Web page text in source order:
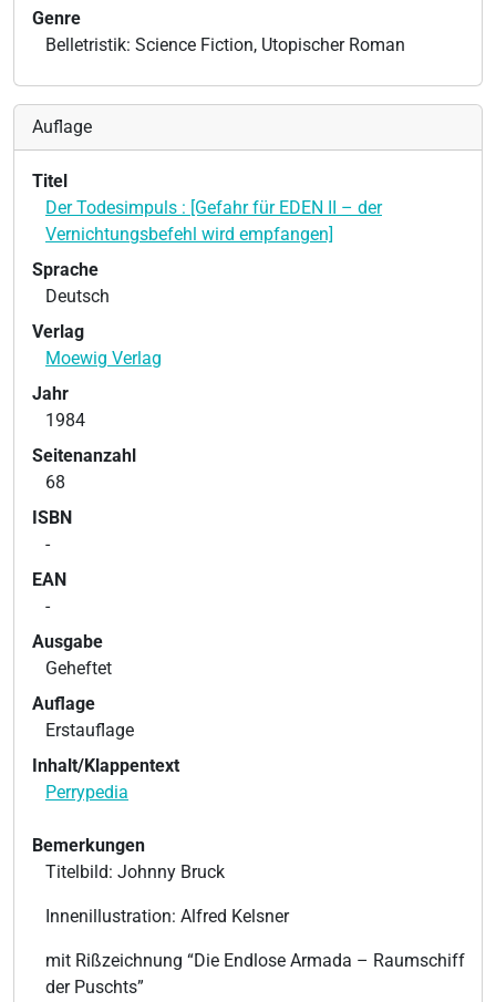
Genre
Belletristik: Science Fiction, Utopischer Roman
Auflage
Titel
Der Todesimpuls : [Gefahr für EDEN II – der
Vernichtungsbefehl wird empfangen]
Sprache
Deutsch
Verlag
Moewig Verlag
Jahr
1984
Seitenanzahl
68
ISBN
-
EAN
-
Ausgabe
Geheftet
Auflage
Erstauflage
Inhalt/Klappentext
Perrypedia
Bemerkungen
Titelbild: Johnny Bruck
Innenillustration: Alfred Kelsner
mit Rißzeichnung “Die Endlose Armada – Raumschiff
der Puschts”